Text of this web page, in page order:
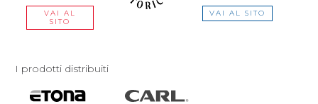
VAI AL
SITO
VAI AL SITO
I prodotti distribuiti